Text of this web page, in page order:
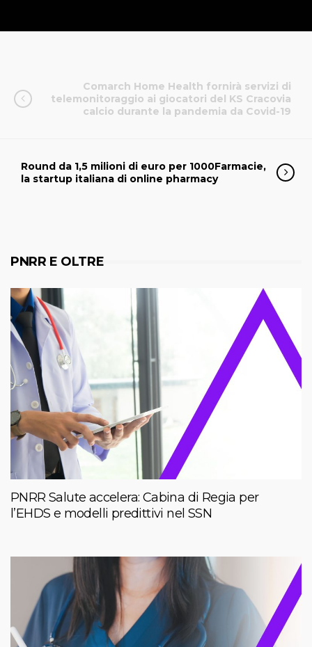
Comarch Home Health fornirà servizi di
telemonitoraggio ai giocatori del KS Cracovia
calcio durante la pandemia da Covid-19
Round da 1,5 milioni di euro per 1000Farmacie,
la startup italiana di online pharmacy
PNRR E OLTRE
PNRR Salute accelera: Cabina di Regia per
l’EHDS e modelli predittivi nel SSN